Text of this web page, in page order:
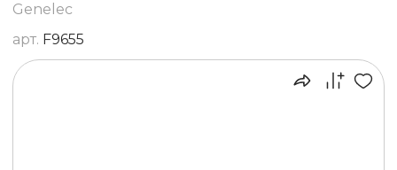
Genelec
арт. F9655